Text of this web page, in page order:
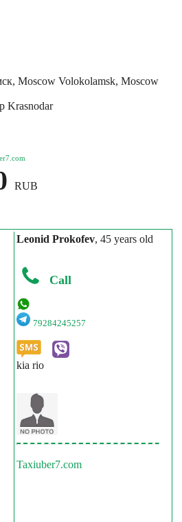
Moscow Volokolamsk, Moscow
Krasnodar
RUB
Leonid Prokofev, 45 years old
Call
79284245257
kia rio
Taxiuber7.com